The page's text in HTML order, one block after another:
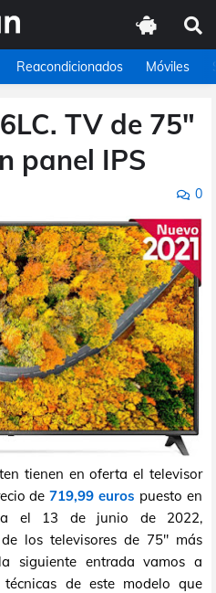
Reacondicionados Móviles
TV de 75"
panel IPS
0
tienen en oferta el televisor
de719,99 euros puesto en
el 13 de junio de 2022,
los televisores de 75" más
siguiente entrada vamos a
de este modelo que